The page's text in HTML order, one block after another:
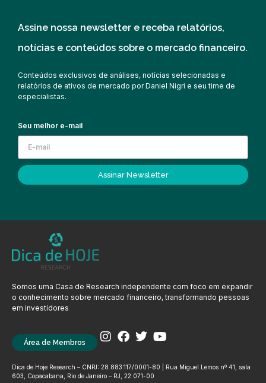
Assine nossa newsletter e receba relatórios,
notícias e conteúdos sobre o mercado financeiro.
Conteúdos exclusivos de análises, notícias selecionadas e
relatórios de ativos de mercado por Daniel Nigri e seu time de
especialistas.
Seu melhor e-mail
Assinar Newsletter
Somos uma Casa de Research independente com foco em expandir
o conhecimento sobre mercado financeiro, transformando pessoas
em investidores
Área de Membros
Dica de Hoje Research – CNPJ: 28.883.117/0001-80 | Rua Miguel Lemos nº 41, sala
603, Copacabana, Rio de Janeiro – RJ, 22.071-00